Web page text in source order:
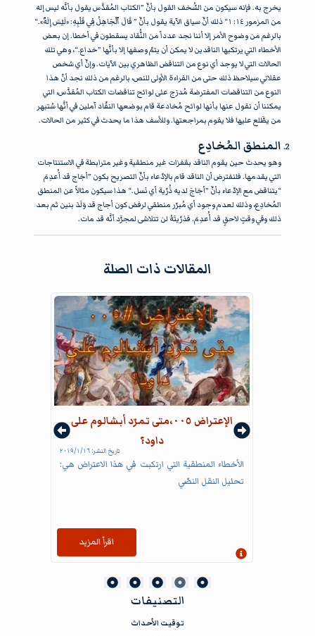
يخرج به. فإنه سيكون من السُّخف القول بأنَّ ”الكتاب المُقدَّس يقول بأنَّه ليس إله
من المزمور ١٤: ١“ ذلك أنَّ سياق الآية يقول بأنَّ ” قَالَ ٱلْجَاهِلُ فِي قَلْبِهِ: «لَيْسَ إِلَهٌ».“
بالرغم من وضوح الأمر إلا أننا نجد عدداً من النُّقاد يسقطون في أخطا. إن بعض
الأخطاء التي يرتكبها الناقدين لا يمكن أن يتمّ وصفها إلا بأنَّها ”خداع.“، وهي تلك
الحالات التي لا يوجد أي نوع من التناقض الظاهري بين الآيات. وإنَّ أي شخص
عقلاني سيلاحظ ذلك حتى من القراءة الأولى للنص، بالرغم من ذلك نجد أنّ هذا
النوع من التناقضات المفترضة مُدرَج على لوائح تناقضات الكتاب المُقدَّس، التي
يمكننا أن نقول عنها بأنها لوائح مُخادعة قام بوضعها النقّاد آملين في أنَّها سُتبهر
من يطَّلع عليها فلا يقوم بمراجعتها. وللأسف هذا ما يحدث في كثير من الحالات.
المنطق المُخادِع
وهو يحدث حين يقوم الناقد بقفزات غير منطقية وغير مترابطة في الاستنتاجات
التي يقدمها. فلنفترض أن الناقد قام بالإدّعاء بأنَّ التصريح بكون ”أجَاج قد أُعدِمَ
“يتناقض مع الإدّعاء بأنَّ ”أجَاجَ لديه ذُرّية أي نَسل.“ هذا سيكون مثالاً عن المنطق
المُخادِع، وذلك لعدم وجود أي مُبرّر منطقي لرفض كون أجاج قد وَلَدَ بنين ثم بعد
ذلك وفي وقتٍ لاحقٍ قد أُعدِمَ. فذرّيتَهُ لن تتلاشى لمجرَّد أنَّه قد مات.
المقالات ذات الصلة
الإعتراض ٠٠٥،متى تمرّد أبشالوم على
داود؟
تاريخ النشر: ١٦‏/١‏/٢٠١٩
الأخطاء المنطقية التي ارتكبت في هذا الاعتراض هي:
تحليل النقل النصّي
إظهار المعلومات
اقرأ المزيد
التصنيفات
توقيت الأحداث